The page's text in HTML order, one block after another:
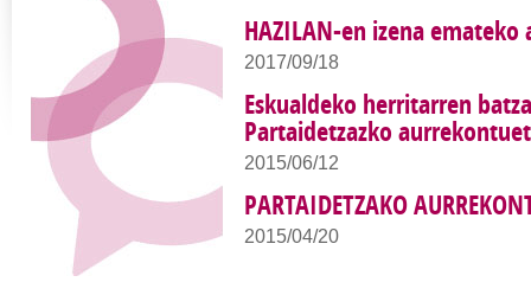
HAZILAN-en izena emateko
2017/09/18
Eskualdeko herritarren
Partaidetzazko
2015/06/12
PARTAIDETZAKO
2015/04/20